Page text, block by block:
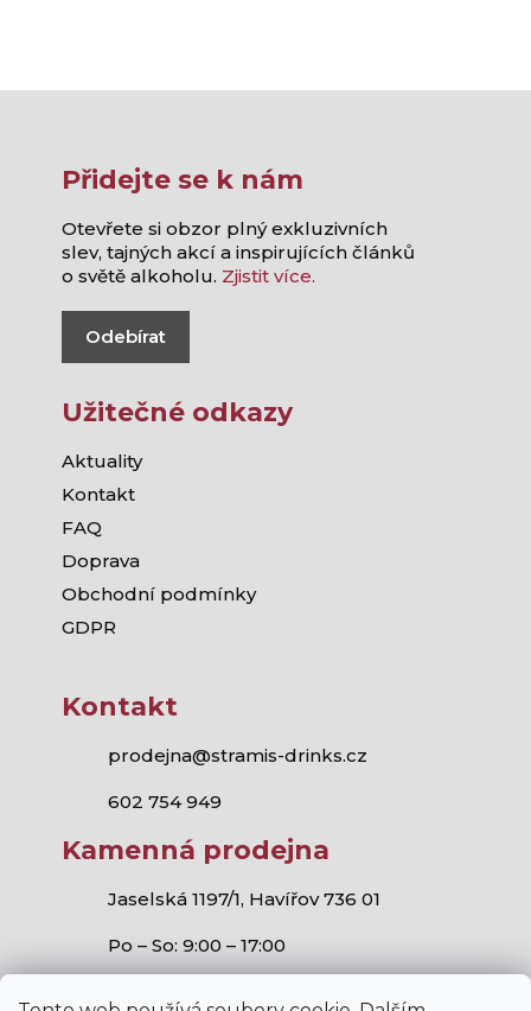
Přidejte se k nám
Otevřete si obzor plný exkluzivních
slev, tajných akcí a inspirujících článků
o světě alkoholu. Zjistit více.
Odebírat
Užitečné odkazy
Aktuality
Kontakt
FAQ
Doprava
Obchodní podmínky
GDPR
Kontakt
prodejna@stramis-drinks.cz
602 754 949
Kamenná prodejna
Jaselská 1197/1, Havířov 736 01
Po – So: 9:00 – 17:00